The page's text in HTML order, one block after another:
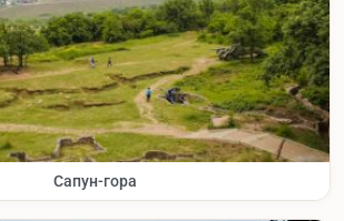
Сапун-гора